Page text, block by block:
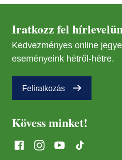
Iratkozz fel
Kedvezményes online
eseményeink hétről-hétre.
Feliratkozás
Kövess minket!